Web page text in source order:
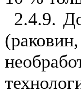
2.4.9.